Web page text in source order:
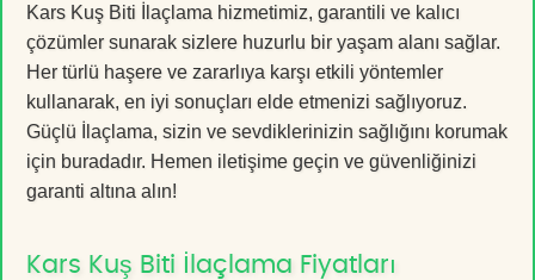
Kars Kuş Biti İlaçlama hizmetimiz, garantili ve kalıcı
çözümler sunarak sizlere huzurlu bir yaşam alanı sağlar.
Her türlü haşere ve zararlıya karşı etkili yöntemler
kullanarak, en iyi sonuçları elde etmenizi sağlıyoruz.
Güçlü İlaçlama, sizin ve sevdiklerinizin sağlığını korumak
için buradadır. Hemen iletişime geçin ve güvenliğinizi
garanti altına alın!
Kars Kuş Biti İlaçlama Fiyatları